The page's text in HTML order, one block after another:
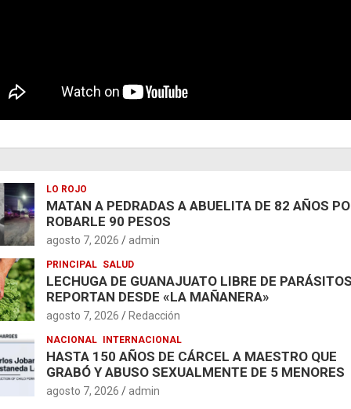
LO ROJO
MATAN A PEDRADAS A ABUELITA DE 82 AÑOS
ROBARLE 90 PESOS
agosto 7, 2026 admin
PRINCIPAL SALUD
LECHUGA DE GUANAJUATO LIBRE DE
REPORTAN DESDE «LA MAÑANERA»
agosto 7, 2026 Redacción
NACIONAL INTERNACIONAL
HASTA 150 AÑOS DE CÁRCEL A MAESTRO QUE
GRABÓ Y ABUSO SEXUALMENTE DE 5 MENORES
agosto 7, 2026 admin